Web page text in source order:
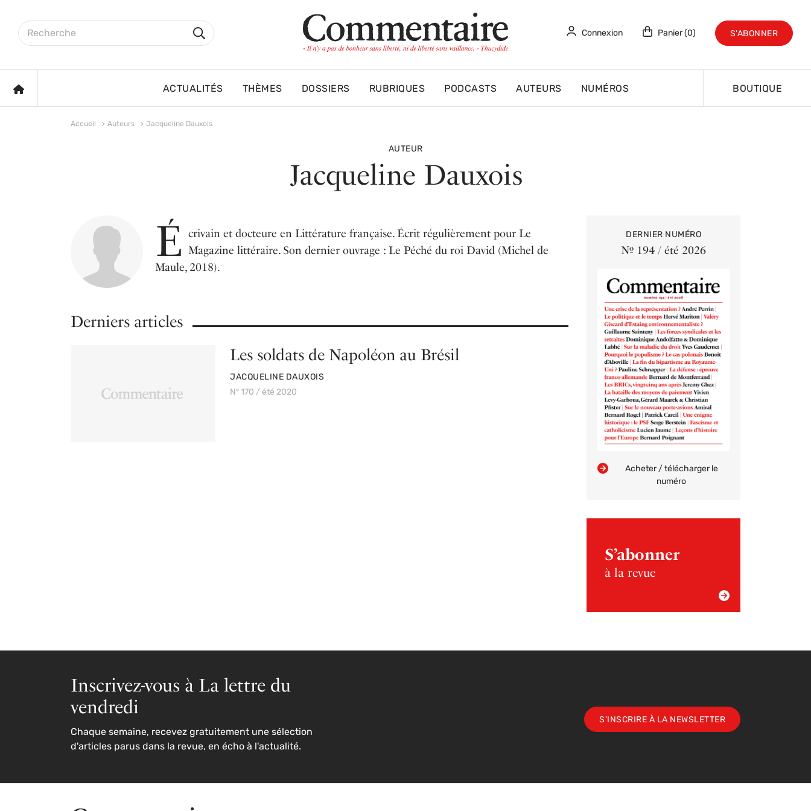
Rechercher sur le site
Rechercher
Connexion Panier (0) S'ABONNER
ACCUEIL ACTUALITÉS THÈMES DOSSIERS RUBRIQUES PODCASTS AUTEURS NUMÉROS BOUTIQUE
Accueil Auteurs Jacqueline Dauxois
AUTEUR
Jacqueline Dauxois
É crivain et docteure en Littérature française. Écrit régulièrement pour Le
Magazine littéraire. Son dernier ouvrage : Le Péché du roi David (Michel de
Maule, 2018).
Derniers articles
Les soldats de Napoléon au Brésil
PAR
JACQUELINE DAUXOIS
Nº 170 / été 2020
DERNIER NUMÉRO
Nº 194 / été 2026
Acheter / télécharger le
numéro
S’abonner
à la revue
Inscrivez-vous à La lettre du
vendredi
Chaque semaine, recevez gratuitement une sélection
d'articles parus dans la revue, en écho à l'actualité.
S'INSCRIRE À LA NEWSLETTER